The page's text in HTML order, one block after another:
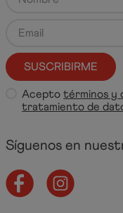
SUSCRIBIRME
Aceptotérminos y
tratamiento de
Síguenos en